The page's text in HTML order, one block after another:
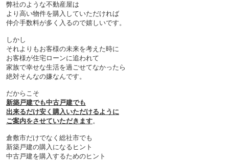
弊社のような不動産屋は
より高い物件を購入していただければ
仲介手数料が多く入るので嬉しいです。
しかし
それよりもお客様の未来を考えた時に
お客様が住宅ローンに追われて
家族で幸せな生活を過ごせてなかったら
絶対そんなの嫌なんです。
だからこそ
新築戸建でも中古戸建でも
出来るだけ安く購入いただけるように
ご案内をさせていただきます。
倉敷市だけでなく総社市でも
新築戸建の購入になるヒント
中古戸建を購入するためのヒント